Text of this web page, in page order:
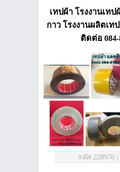
เทปผ้า โรงงานเท
กาว โรงงานผลิตเท
ติดต่อ 084-
รหัส:228976